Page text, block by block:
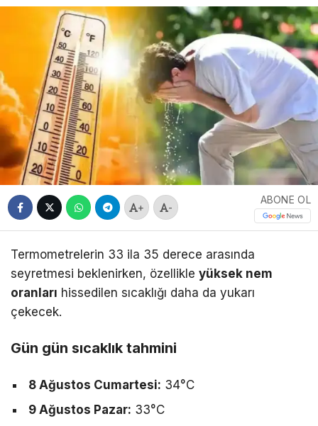
+ -
ABONE OL
Termometrelerin 33 ila 35 derece arasında
seyretmesi beklenirken, özellikle yüksek nem
oranları hissedilen sıcaklığı daha da yukarı
çekecek.
Gün gün sıcaklık tahmini
8 Ağustos Cumartesi: 34°C
9 Ağustos Pazar: 33°C